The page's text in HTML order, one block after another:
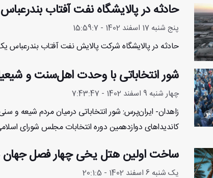
حادثه در پالایشگاه نفت آفتاب بندرعباس
پنج شنبه 17 اسفند 1402 - 15:59:7
حادثه در پالایشگاه شرکت پالایش نفت آفتاب
شور انتخاباتی با وحدت اهل‌سنت و
چهار شنبه 9 اسفند 1402 - 7:43:47
زاهدان- ایران‌پرس: شور انتخاباتی درمیان مردم شیعه و
کاندیداهای دوازدهمین دوره انتخابات مجلس شورای
ساخت اولین هتل یخی چهار فصل
یک شنبه 6 اسفند 1402 - 20:1:5